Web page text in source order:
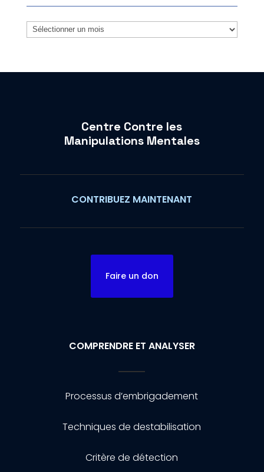
Archives
Centre Contre les
Manipulations Mentales
CONTRIBUEZ MAINTENANT
Faire un don
COMPRENDRE ET ANALYSER
Processus d’embrigadement
Techniques de destabilisation
Critère de détection